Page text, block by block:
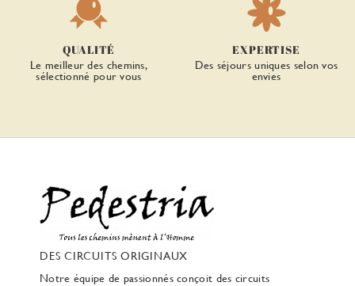
QUALITÉ
Le meilleur des chemins,
sélectionné pour vous
EXPERTISE
Des séjours uniques selon vos
envies
DES CIRCUITS ORIGINAUX
Notre équipe de passionnés conçoit des circuits